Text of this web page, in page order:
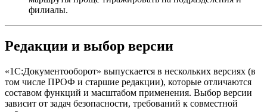
филиалы.
Редакции и выбор версии
«1С:Документооборот» выпускается в нескольких версиях (в
том числе ПРОФ и старшие редакции), которые отличаются
составом функций и масштабом применения. Выбор версии
зависит от задач безопасности, требований к совместной